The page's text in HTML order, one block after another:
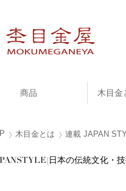
商品 木目金
木目金とは 連載 JAPAN
日本の伝統文化・